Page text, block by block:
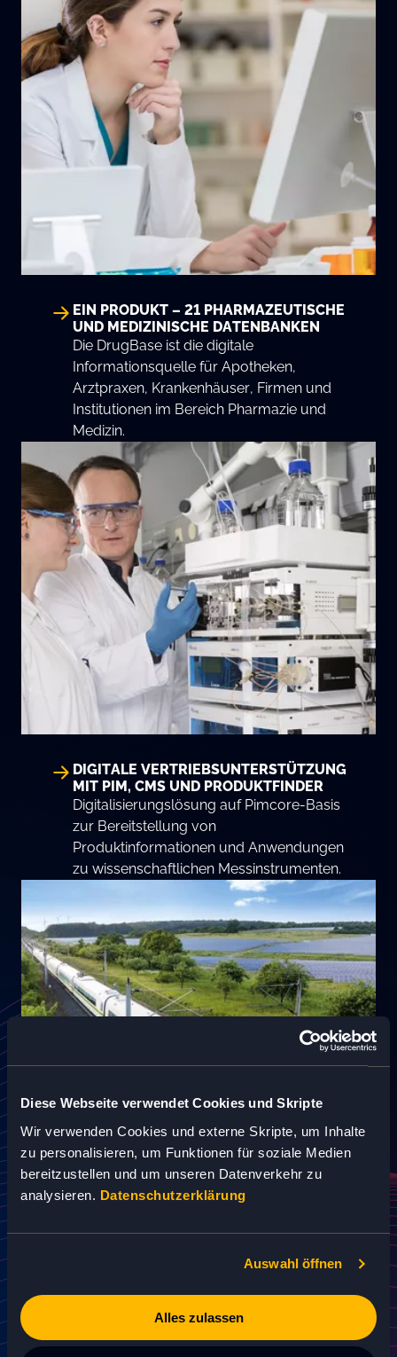
Diese Webseite verwendet Cookies und Skripte
Wir verwenden Cookies und externe Skripte, um Inhalte
zu personalisieren, um Funktionen für soziale Medien
bereitzustellen und um unseren Datenverkehr zu
analysieren. Datenschutzerklärung
Auswahl öffnen
Alles zulassen
EIN PRODUKT – 21 PHARMAZEUTISCHE
UND MEDIZINISCHE DATENBANKEN
Die DrugBase ist die digitale
Informationsquelle für Apotheken,
Arztpraxen, Krankenhäuser, Firmen und
Institutionen im Bereich Pharmazie und
Medizin.
DIGITALE VERTRIEBSUNTERSTÜTZUNG
MIT PIM, CMS UND PRODUKTFINDER
Digitalisierungslösung auf Pimcore-Basis
zur Bereitstellung von
Produktinformationen und Anwendungen
zu wissenschaftlichen Messinstrumenten.
INFORMATIONSPLATTFORM ZUR DB-